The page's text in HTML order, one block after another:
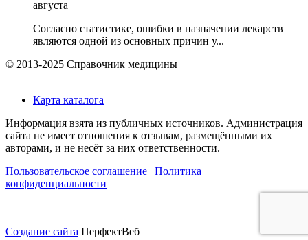
августа
Согласно статистике, ошибки в назначении лекарств
являются одной из основных причин у...
© 2013-2025 Справочник медицины
Карта каталога
Информация взята из публичных источников. Администрация
сайта не имеет отношения к отзывам, размещёнными их
авторами, и не несёт за них ответственности.
Пользовательское соглашение
Политика
конфиденциальности
Создание сайта ПерфектВеб